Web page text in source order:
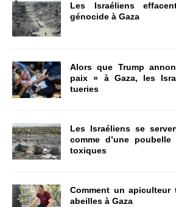
Les Israéliens
génocide à Gaza
Alors que Trump
paix » à Gaza, les
tueries
Les Israéliens se
comme d’une
toxiques
Comment un apiculteur
abeilles à Gaza